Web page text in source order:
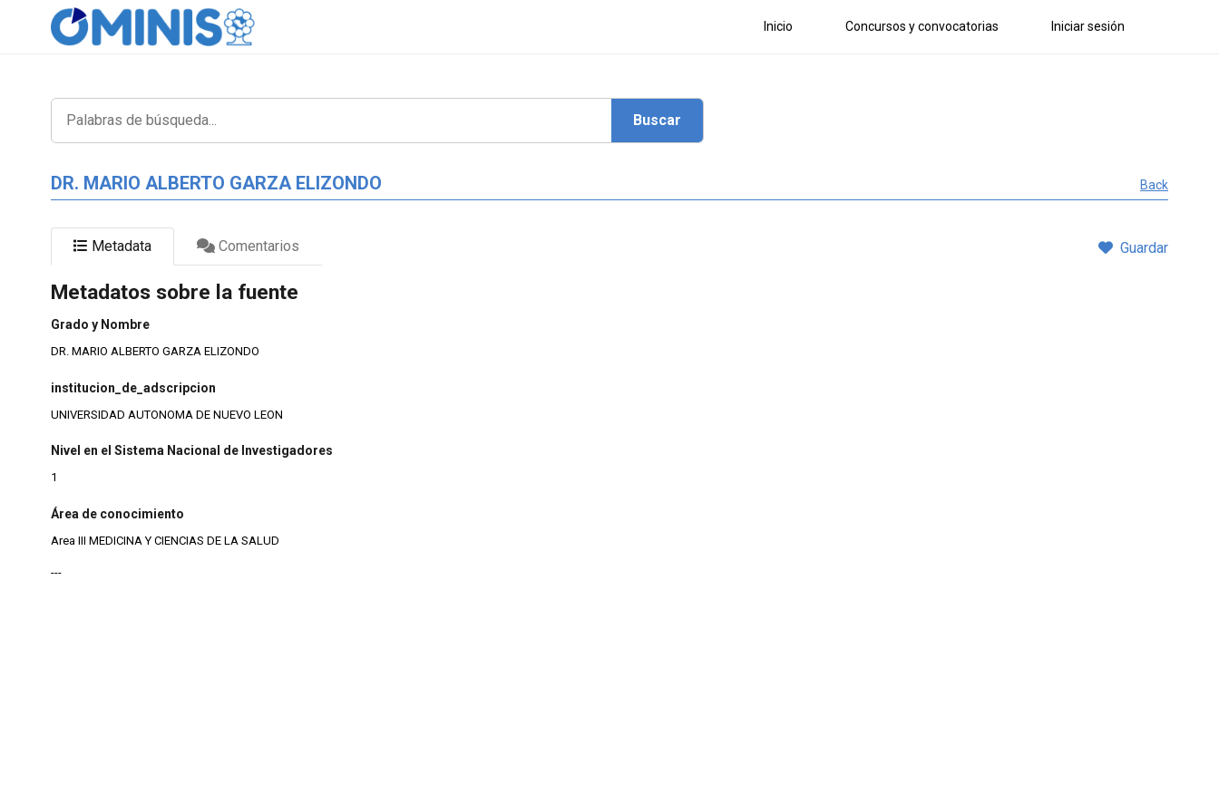
Inicio Concursos y convocatorias Iniciar sesión
DR. MARIO ALBERTO GARZA ELIZONDO Back
Metadata Comentarios Guardar
Metadatos sobre la fuente
Grado y Nombre
DR. MARIO ALBERTO GARZA ELIZONDO
institucion_de_adscripcion
UNIVERSIDAD AUTONOMA DE NUEVO LEON
Nivel en el Sistema Nacional de Investigadores
1
Área de conocimiento
Area III MEDICINA Y CIENCIAS DE LA SALUD
---